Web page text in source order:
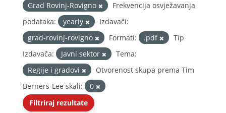
Grad Rovinj-Rovigno
Frekvencija osvježavanja
podataka:
yearly
Izdavači:
grad-rovinj-rovigno
Formati: .pdf
Tip
Izdavača:
Javni sektor
Tema:
Regije i gradovi
Otvorenost skupa prema Tim
Berners-Lee skali:
0
Filtriraj rezultate